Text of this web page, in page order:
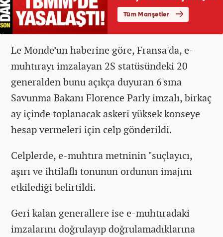
Le Monde’un haberine göre, Fransa'da, e-
muhtırayı imzalayan 2S statüsündeki 20
generalden bunu açıkça duyuran 6'sına
Savunma Bakanı Florence Parly imzalı, birkaç
ay içinde toplanacak askeri yüksek konseye
hesap vermeleri için celp gönderildi.
Celplerde, e-muhtıra metninin "suçlayıcı,
aşırı ve ihtilaflı tonunun ordunun imajını
etkilediği belirtildi.
Geri kalan generallere ise e-muhtıradaki
imzalarını doğrulayıp doğrulamadıklarına